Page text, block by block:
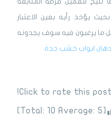
يؤخذ رأيه بعين الاعتبار
ما يرغبون فيه سوف يجدونه
ابواب خشب جدة
Click to rate this post!
[Total:
10 Average: 5
]